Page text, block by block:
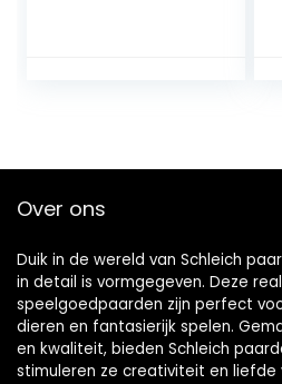
Over ons
Duik in de wereld van Schleich
in detail is vormgegeven. Deze
speelgoedpaarden zijn perfect
dieren en fantasierijk spelen.
en kwaliteit, bieden Schleich
stimuleren ze creativiteit en liefde